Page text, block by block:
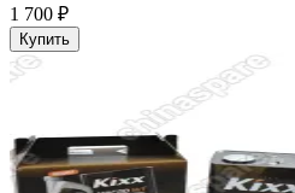
1 700 ₽
Купить